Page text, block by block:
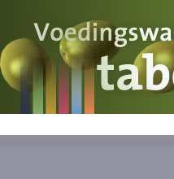
Voedingswaarde
Wat is wat?